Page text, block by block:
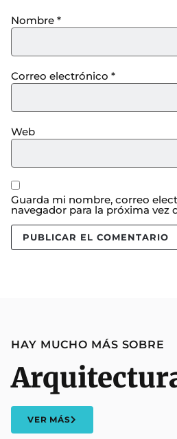
Nombre *
Correo electrónico *
Web
Guarda mi nombre, correo
navegador para la próxima vez
HAY MUCHO MÁS SOBRE
VER MÁS